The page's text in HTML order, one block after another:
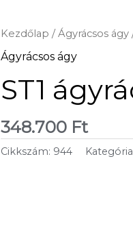
Kezdőlap /Ágyrácsos ágy
Ágyrácsos ágy
ST1
348.700 Ft
Cikkszám: 944